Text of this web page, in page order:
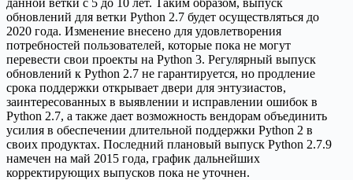
обновлений для ветки Python 2.7 будет осуществляться до
2020 года. Изменение внесено для удовлетворения
потребностей пользователей, которые пока не могут
перевести свои проекты на Python 3. Регулярный выпуск
обновлений к Python 2.7 не гарантируется, но продление
срока поддержки открывает двери для энтузиастов,
заинтересованных в выявлении и исправлении ошибок в
Python 2.7, а также дает возможность вендорам объединить
усилия в обеспечении длительной поддержки Python 2 в
своих продуктах. Последний плановый выпуск Python 2.7.9
намечен на май 2015 года, график дальнейших
корректирующих выпусков пока не уточнен.